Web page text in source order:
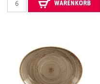
WARENKORB